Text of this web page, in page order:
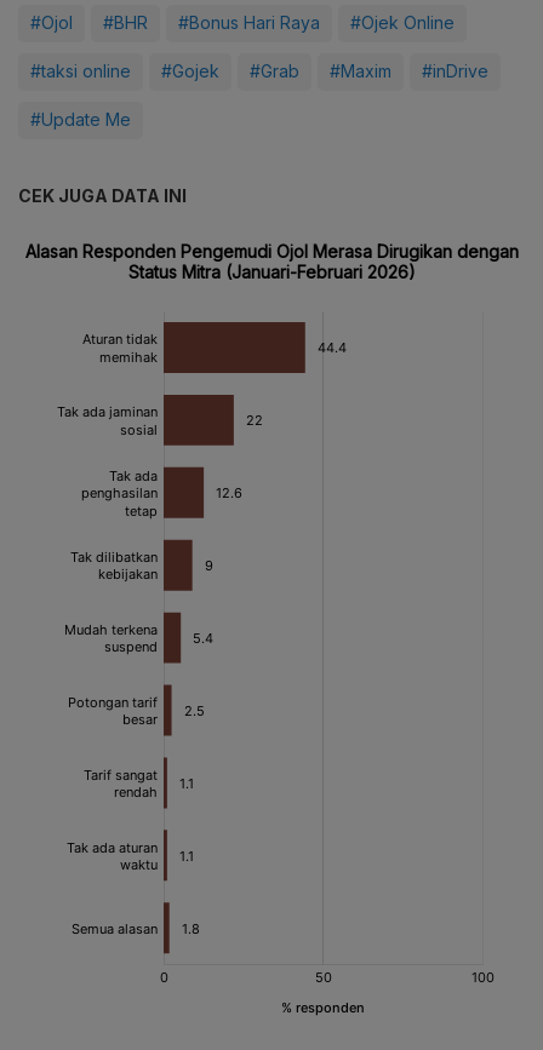
#Ojol #BHR #Bonus Hari Raya #Ojek Online
#taksi online #Gojek #Grab #Maxim #inDrive
#Update Me
CEK JUGA DATA INI